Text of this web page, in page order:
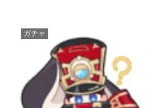
ガチャ